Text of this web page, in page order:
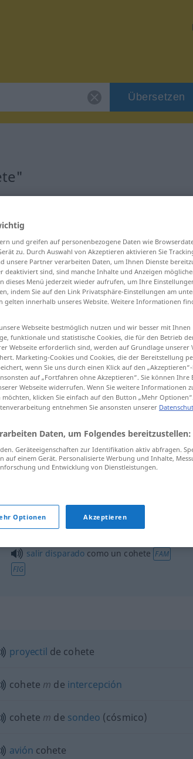
Übersetzen
cohete
cohete aire-aire
cohete aire-suelooaire-superficie
salir disparado como un cohete FAM
FIG
proyectil de cohete
cohete m de intercepción
cohete m de sondeo (cósmico)
avión cohete
und greifen auf personenbezogene Daten wie
zu. Durch Auswahl von Akzeptieren aktivieren Sie
unsere Partner verarbeiten Daten, um Ihnen Dienste
deaktiviert sind, sind manche Inhalte und Anzeigen
dieses Menü jederzeit wieder aufrufen, um Ihre
indem Sie auf den Link Privatsphäre-Einstellungen am
gelten innerhalb unseres Website. Weitere Informationen
Webseite bestmöglich nutzen und wir besser mit Ihnen
funktionale und statistische Cookies, die für den Betrieb
Webseite erforderlich sind, werden auf Grundlage unserer
Marketing-Cookies und Cookies, die der Bereitstellung
wenn Sie uns durch einen Klick auf den
auf „Fortfahren ohne Akzeptieren“. Sie können Ihre
Webseite widerrufen. Wenn Sie weitere Informationen
klicken Sie einfach auf den Button „Mehr Optionen“.
entnehmen Sie ansonsten unserer
Daten, um Folgendes bereitzustellen:
Geräteeigenschaften zur Identifikation aktiv abfragen.
einem Gerät. Personalisierte Werbung und Inhalte,
und Entwicklung von Dienstleistungen.
Optionen Akzeptieren